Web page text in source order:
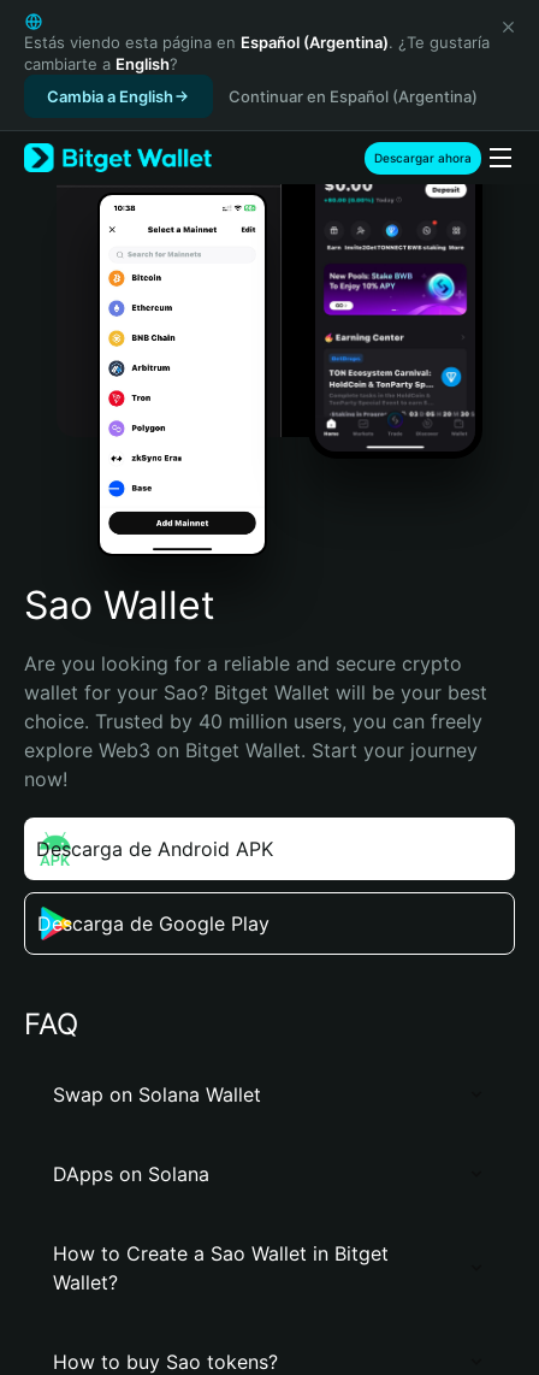
English
日本語
Tiếng Việt
Русский
Español (Latinoamérica)
Türkçe
Italiano
Português (Portugal)
Bahasa Indonesia
Português (Brasil)
Español (Argentina)
Estás viendo esta página en Español (Argentina). ¿Te gustaría
cambiarte a English?
Cambia a English
Continuar en Español (Argentina)
Descargar ahora
Sao Wallet
Are you looking for a reliable and secure crypto
wallet for your Sao? Bitget Wallet will be your best
choice. Trusted by 40 million users, you can freely
explore Web3 on Bitget Wallet. Start your journey
now!
Descarga de Android APK
Descarga de Google Play
FAQ
Swap on Solana Wallet
DApps on Solana
How to Create a Sao Wallet in Bitget
Wallet?
How to buy Sao tokens?